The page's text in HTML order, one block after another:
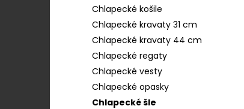
Chlapecké košile
Chlapecké kravaty 31 cm
Chlapecké kravaty 44 cm
Chlapecké regaty
Chlapecké vesty
Chlapecké opasky
Chlapecké šle